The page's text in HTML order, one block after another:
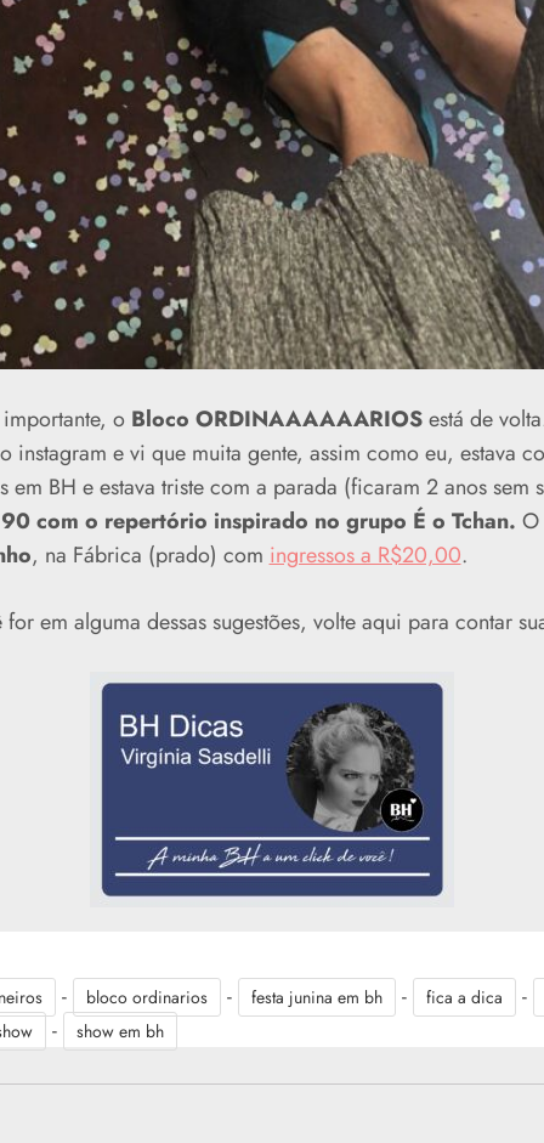
oBloco ORDINAAAAAARIOSestá de
instagram e vi que muita gente, assim como eu, estava
em BH e estava triste com a parada (ficaram 2 anos sem
com o repertório inspirado no grupo É o Tchan. O
, na Fábrica (prado) comingressos a R$20,00.
em alguma dessas sugestões, volte aqui para contar
- bloco ordinarios - festa junina em bh - fica a dica -
- show em bh